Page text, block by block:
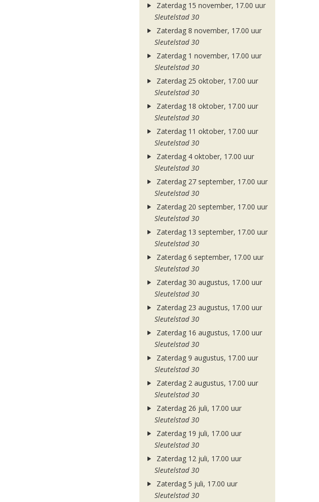
Zaterdag 15 november, 17.00 uur
Sleutelstad 30
Zaterdag 8 november, 17.00 uur
Sleutelstad 30
Zaterdag 1 november, 17.00 uur
Sleutelstad 30
Zaterdag 25 oktober, 17.00 uur
Sleutelstad 30
Zaterdag 18 oktober, 17.00 uur
Sleutelstad 30
Zaterdag 11 oktober, 17.00 uur
Sleutelstad 30
Zaterdag 4 oktober, 17.00 uur
Sleutelstad 30
Zaterdag 27 september, 17.00 uur
Sleutelstad 30
Zaterdag 20 september, 17.00 uur
Sleutelstad 30
Zaterdag 13 september, 17.00 uur
Sleutelstad 30
Zaterdag 6 september, 17.00 uur
Sleutelstad 30
Zaterdag 30 augustus, 17.00 uur
Sleutelstad 30
Zaterdag 23 augustus, 17.00 uur
Sleutelstad 30
Zaterdag 16 augustus, 17.00 uur
Sleutelstad 30
Zaterdag 9 augustus, 17.00 uur
Sleutelstad 30
Zaterdag 2 augustus, 17.00 uur
Sleutelstad 30
Zaterdag 26 juli, 17.00 uur
Sleutelstad 30
Zaterdag 19 juli, 17.00 uur
Sleutelstad 30
Zaterdag 12 juli, 17.00 uur
Sleutelstad 30
Zaterdag 5 juli, 17.00 uur
Sleutelstad 30